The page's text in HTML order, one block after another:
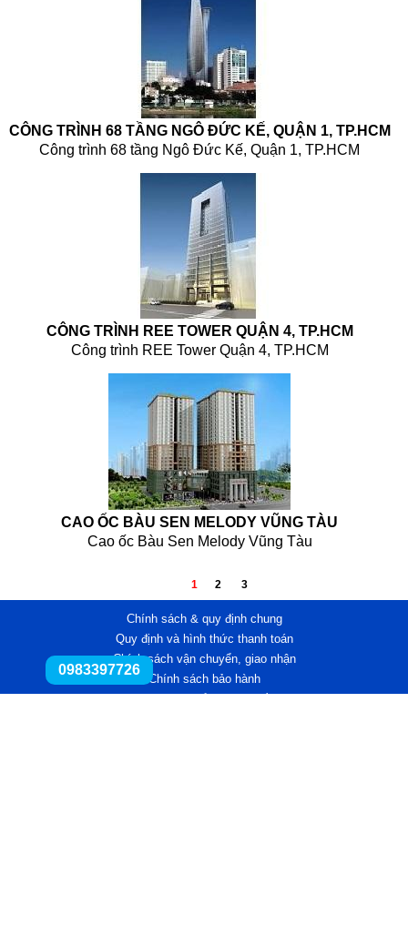
CÔNG TRÌNH 68 TẦNG NGÔ ĐỨC KẾ, QUẬN 1, TP.HCM
Công trình 68 tầng Ngô Đức Kế, Quận 1, TP.HCM
CÔNG TRÌNH REE TOWER QUẬN 4, TP.HCM
Công trình REE Tower Quận 4, TP.HCM
CAO ỐC BÀU SEN MELODY VŨNG TÀU
Cao ốc Bàu Sen Melody Vũng Tàu
1 2 3
Chính sách & quy định chung
Quy định và hình thức thanh toán
Chính sách vận chuyển, giao nhận
Chính sách bảo hành
Chính sách đổi trả,hoàn tiền
0983397726